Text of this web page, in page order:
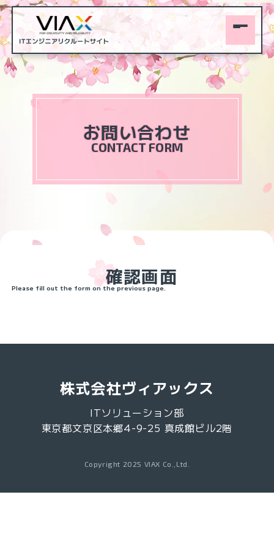
お問い合わせ
CONTACT FORM
確認画面
Please fill out the form on the previous page.
株式会社ヴィアックス
ITソリューション部
東京都文京区本郷4-9-25 真成館ビル2階
Copyright 2025 VIAX Co.,Ltd.